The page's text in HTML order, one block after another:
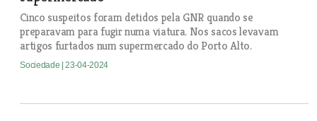
Cinco suspeitos foram detidos pela GNR quando se
preparavam para fugir numa viatura. Nos sacos levavam
artigos furtados num supermercado do Porto Alto.
Sociedade | 23-04-2024